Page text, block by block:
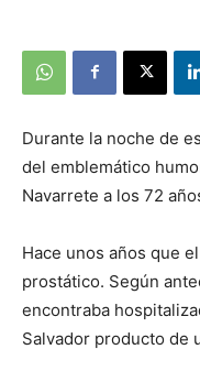
Durante la noche de
del emblemático
Navarrete a los 72
Hace unos años que
prostático. Según
encontraba
Salvador producto de